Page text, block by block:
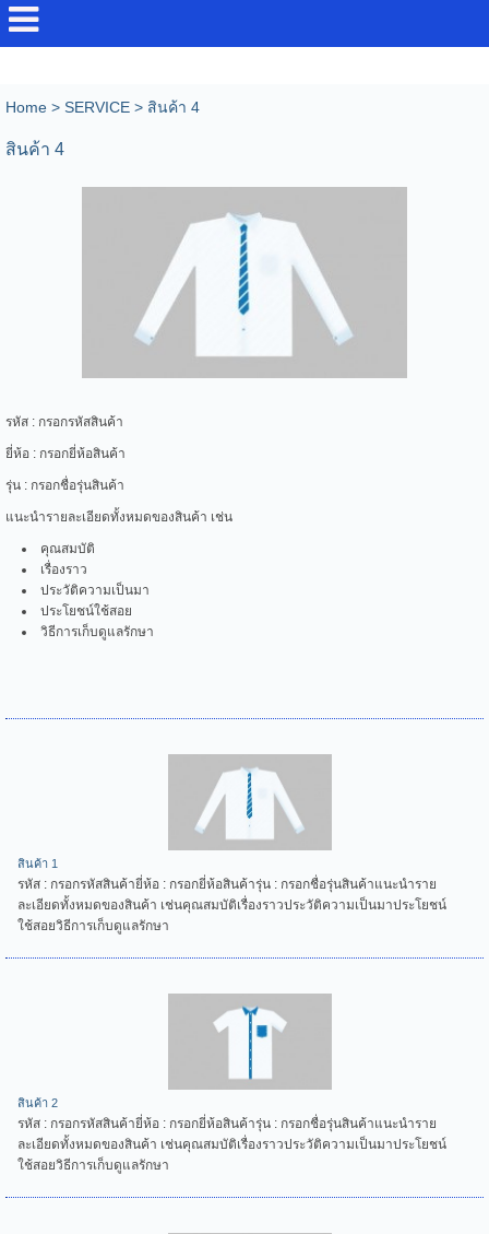
Home> SERVICE> สินค้า 4
สินค้า 4
รหัส : กรอกรหัสสินค้า
ยี่ห้อ : กรอกยี่ห้อสินค้า
รุ่น : กรอกชื่อรุ่นสินค้า
แนะนำรายละเอียดทั้งหมดของสินค้า เช่น
คุณสมบัติ
เรื่องราว
ประวัติความเป็นมา
ประโยชน์ใช้สอย
วิธีการเก็บดูแลรักษา
สินค้า 1
รหัส : กรอกรหัสสินค้ายี่ห้อ : กรอกยี่ห้อสินค้ารุ่น : กรอกชื่อรุ่นสินค้าแนะนำราย
ละเอียดทั้งหมดของสินค้า เช่นคุณสมบัติเรื่องราวประวัติความเป็นมาประโยชน์
ใช้สอยวิธีการเก็บดูแลรักษา
สินค้า 2
รหัส : กรอกรหัสสินค้ายี่ห้อ : กรอกยี่ห้อสินค้ารุ่น : กรอกชื่อรุ่นสินค้าแนะนำราย
ละเอียดทั้งหมดของสินค้า เช่นคุณสมบัติเรื่องราวประวัติความเป็นมาประโยชน์
ใช้สอยวิธีการเก็บดูแลรักษา